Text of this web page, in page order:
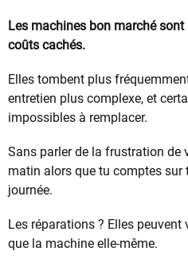
Les machines bon marché
coûts cachés.
Elles tombent plus
entretien plus complexe, et
impossibles à remplacer.
Sans parler de la frustration de
matin alors que tu comptes sur
journée.
Les réparations ? Elles
que la machine elle-même.